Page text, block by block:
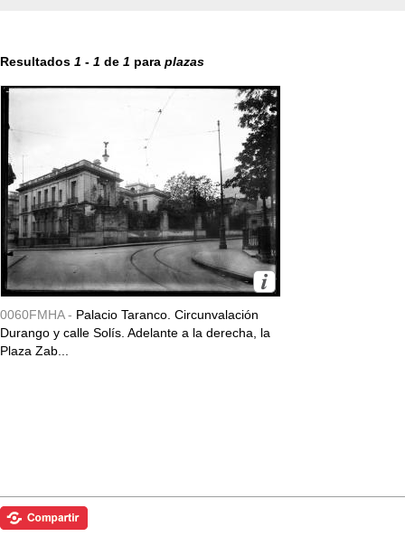
Resultados 1 - 1 de 1 para plazas
0060FMHA - Palacio Taranco. Circunvalación
Durango y calle Solís. Adelante a la derecha, la
Plaza Zab...